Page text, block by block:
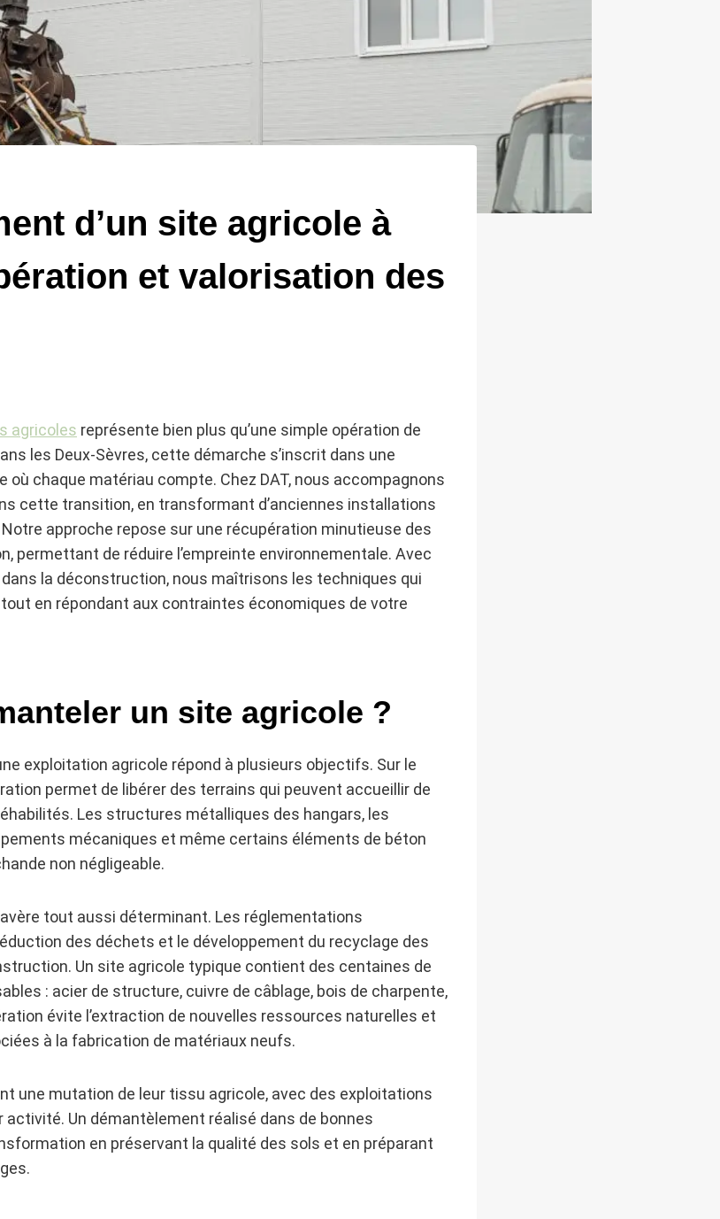
d’un site agricole à
et valorisation des
agricoles représente bien plus qu’une simple opération de
les Deux-Sèvres, cette démarche s’inscrit dans une
où chaque matériau compte. Chez DAT, nous accompagnons
cette transition, en transformant d’anciennes installations
approche repose sur une récupération minutieuse des
permettant de réduire l’empreinte environnementale. Avec
dans la déconstruction, nous maîtrisons les techniques qui
en répondant aux contraintes économiques de votre
un site agricole ?
exploitation agricole répond à plusieurs objectifs. Sur le
permet de libérer des terrains qui peuvent accueillir de
Les structures métalliques des hangars, les
mécaniques et même certains éléments de béton
non négligeable.
tout aussi déterminant. Les réglementations
des déchets et le développement du recyclage des
Un site agricole typique contient des centaines de
: acier de structure, cuivre de câblage, bois de charpente,
évite l’extraction de nouvelles ressources naturelles et
à la fabrication de matériaux neufs.
une mutation de leur tissu agricole, avec des exploitations
Un démantèlement réalisé dans de bonnes
en préservant la qualité des sols et en préparant